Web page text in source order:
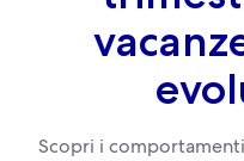
Scopri i